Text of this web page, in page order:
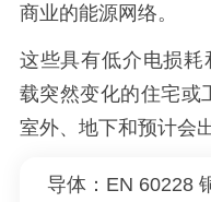
商业的能源网络。
这些具有低介电损耗
载突然变化的住宅或
室外、地下和预计会
导体：EN 60228